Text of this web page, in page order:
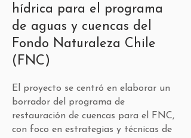
hídrica para el programa
de aguas y cuencas del
Fondo Naturaleza Chile
(FNC)
El proyecto se centró en elaborar un
borrador del programa de
restauración de cuencas para el FNC,
con foco en estrategias y técnicas de